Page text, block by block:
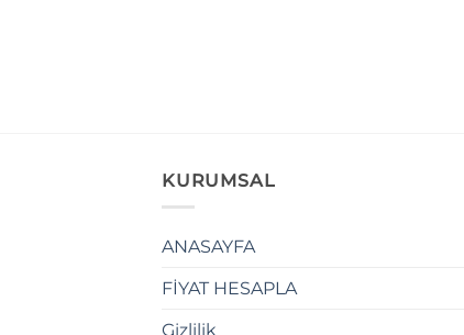
KURUMSAL
ANASAYFA
FİYAT HESAPLA
Gizlilik